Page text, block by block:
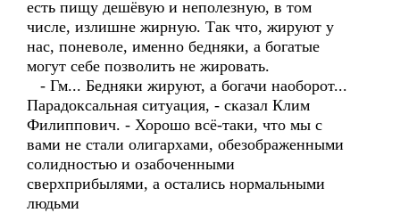
есть пищу дешёвую и неполезную, в том
числе, излишне жирную. Так что, жируют у
нас, поневоле, именно бедняки, а богатые
могут себе позволить не жировать.
- Гм... Бедняки жируют, а богачи наоборот...
Парадоксальная ситуация, - сказал Клим
Филиппович. - Хорошо всё-таки, что мы с
вами не стали олигархами, обезображенными
солидностью и озабоченными
сверхприбылями, а остались нормальными
людьми